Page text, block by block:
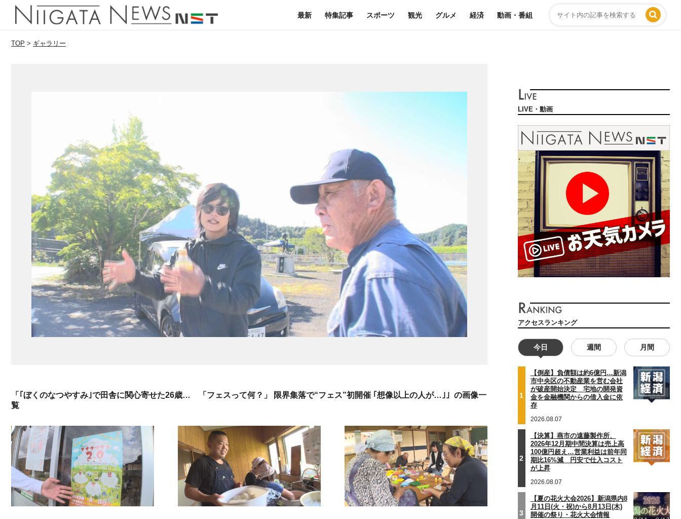
最新 特集記事 スポーツ 観光 グルメ 経済 動画・番組
TOP > ギャラリー
「｢ぼくのなつやすみ｣で田舎に関心寄せた26歳… 「フェスって何？」 限界集落で“フェス”初開催 ｢想像以上の人が…｣」の画像一
覧
LIVE・動画
アクセスランキング
今日 週間 月間
1
【倒産】負債額は約6億円…新潟
市中央区の不動産業を営む会社
が破産開始決定 宅地の開発資
金を金融機関からの借入金に依
存
2026.08.07
2
【決算】燕市の遠藤製作所、
2026年12月期中間決算は売上高
100億円超え…営業利益は前年同
期比16%減 円安で仕入コスト
が上昇
2026.08.07
3
【夏の花火大会2026】新潟県内8
月11日(火・祝)から8月13日(木)
開催の祭り・花火大会情報